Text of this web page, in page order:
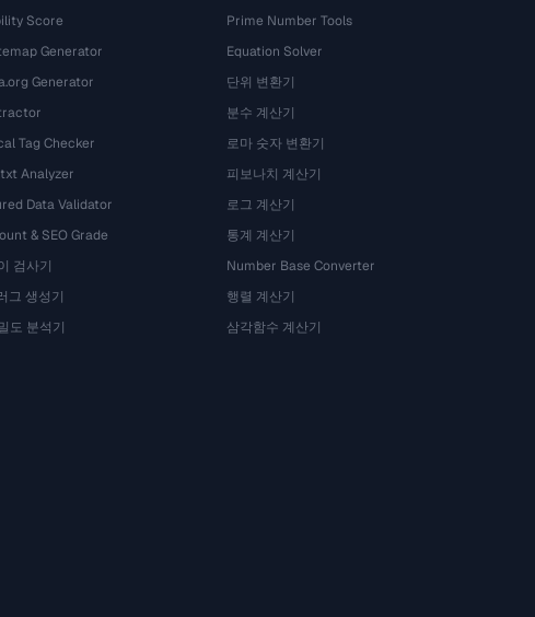
Score
Generator
Generator
Tag Checker
Analyzer
Data Validator
& SEO Grade
검사기
그 생성기
도 분석기
Prime Number Tools
Equation Solver
단위 변환기
분수 계산기
로마 숫자 변환기
피보나치 계산기
로그 계산기
통계 계산기
Number Base Converter
행렬 계산기
삼각함수 계산기